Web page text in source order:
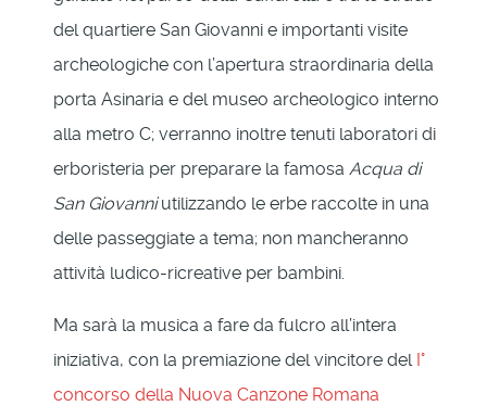
del quartiere San Giovanni e importanti visite
archeologiche con l’apertura straordinaria della
porta Asinaria e del museo archeologico interno
alla metro C; verranno inoltre tenuti laboratori di
erboristeria per preparare la famosa Acqua di
San Giovanniutilizzando le erbe raccolte in una
delle passeggiate a tema; non mancheranno
attività ludico-ricreative per bambini.
Ma sarà la musica a fare da fulcro all’intera
iniziativa, con la premiazione del vincitore del I°
concorso della Nuova Canzone Romana